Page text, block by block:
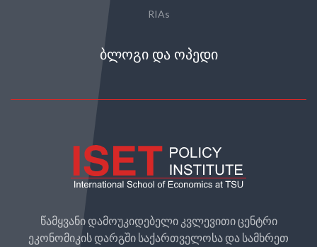
RIAs
ᲑᲚᲝᲒᲘ ᲓᲐ ᲝᲞᲔᲓᲘ
წამყვანი დამოუკიდებელი კვლევითი ცენტრი
ეკონომიკის დარგში საქართველოსა და სამხრეთ